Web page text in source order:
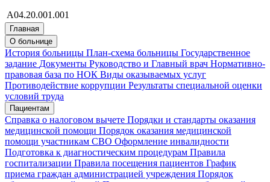
А04.20.001.001
Главная
О больнице
История больницы План-схема больницы Государственное
задание Документы Руководство и Главный врач Нормативно-
правовая база по НОК Виды оказываемых услуг
Противодействие коррупции Результаты специальной оценки
условий труда
Пациентам
Справка о налоговом вычете Порядки и стандарты оказания
медицинской помощи Порядок оказания медицинской
помощи участникам СВО Оформление инвалидности
Подготовка к диагностическим процедурам Правила
госпитализации Правила посещения пациентов График
приема граждан администрацией учреждения Порядок